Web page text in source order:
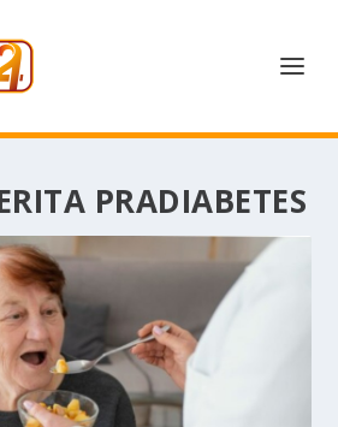
PRADIABETES